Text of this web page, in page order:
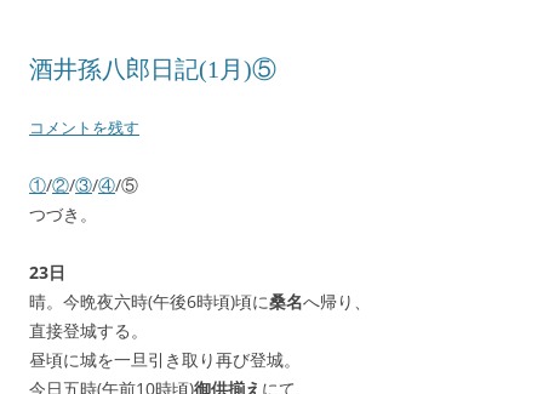
酒井孫八郎日記(1月)⑤
コメントを残す
①/②/③/④/⑤
つづき。
23日
晴。今晩夜六時(午後6時頃)頃に桑名へ帰り、
直接登城する。
昼頃に城を一旦引き取り再び登城。
今日五時(午前10時頃)御供揃え にて、